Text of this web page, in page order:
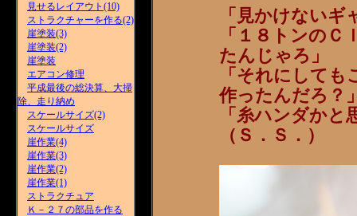
見せるレイアウト(10)
ストラクチャーを作る(2)
崖塗装(3)
崖塗装(2)
崖塗装
エアコン修理
平成最後の総決算、大掃
除、走り納め
スケールサイズ(2)
スケールサイズ
崖作業(4)
崖作業(3)
崖作業(2)
崖作業(1)
ストラクチュア
Ｋ－２７の部品を作る
「見かけない
「１８トンの
たんじゃろ」
「それにして
作ったんだろ？
「糸ハンダか
（Ｓ．Ｓ．）